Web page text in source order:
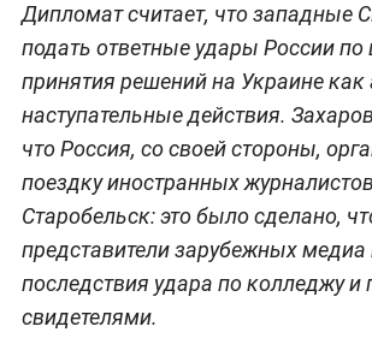
Дипломат считает, что западные
подать ответные удары России по
принятия решений на Украине как
наступательные действия.
что Россия, со своей стороны,
поездку иностранных
Старобельск: это было сделано,
представители зарубежных медиа
последствия удара по колледжу и
свидетелями.